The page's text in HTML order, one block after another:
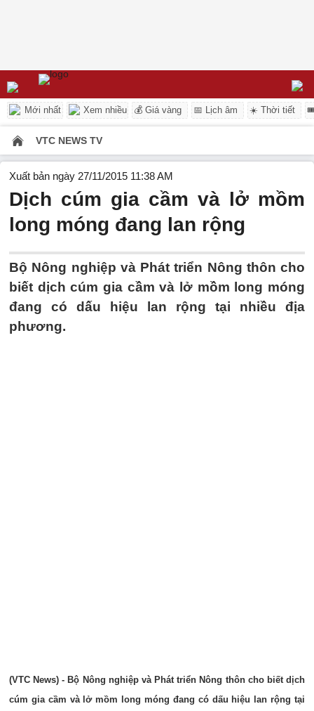
Mới nhất Xem nhiều 💰 Giá vàng 📅 Lịch âm ☀️ Thời tiết
VTC NEWS TV
Xuất bản ngày 27/11/2015 11:38 AM
Dịch cúm gia cầm và lở mồm
long móng đang lan rộng
Bộ Nông nghiệp và Phát triển Nông thôn cho
biết dịch cúm gia cầm và lở mồm long móng
đang có dấu hiệu lan rộng tại nhiều địa
phương.
(VTC News) - Bộ Nông nghiệp và Phát triển Nông thôn cho biết dịch
cúm gia cầm và lở mồm long móng đang có dấu hiệu lan rộng tại